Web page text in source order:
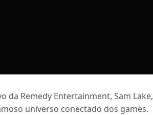
da Remedy Entertainment, Sam Lake,
universo conectado dos games.